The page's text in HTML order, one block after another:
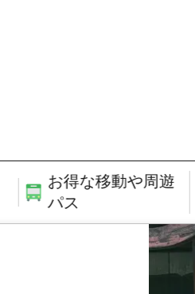
お得な移動や周遊
パス